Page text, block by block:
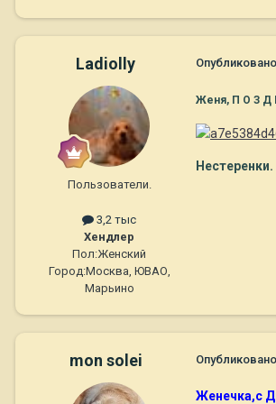
Ladiolly
Пользователи.
3,2 тыс
Хендлер
Пол:Женский
Город:Москва, ЮВАО,
Марьино
Опубликовано
Женя, П О З Д
Нестеренки.
mon solei Опубликовано
Женечка,с